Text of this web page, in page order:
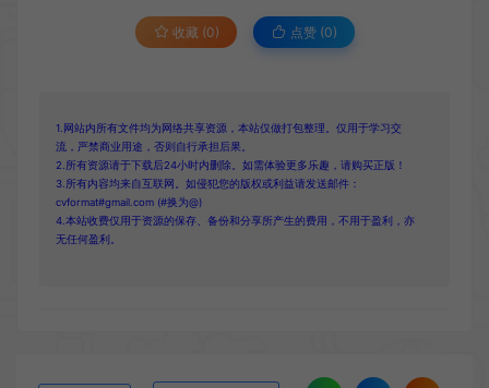
收藏 (0) 点赞 (0)
1.网站内所有文件均为网络共享资源，本站仅做打包整理。仅用于学习交
流，严禁商业用途，否则自行承担后果。
2.所有资源请于下载后24小时内删除。如需体验更多乐趣，请购买正版！
3.所有内容均来自互联网。如侵犯您的版权或利益请发送邮件：
cvformat#gmail.com (#换为@)
4.本站收费仅用于资源的保存、备份和分享所产生的费用，不用于盈利，亦
无任何盈利。